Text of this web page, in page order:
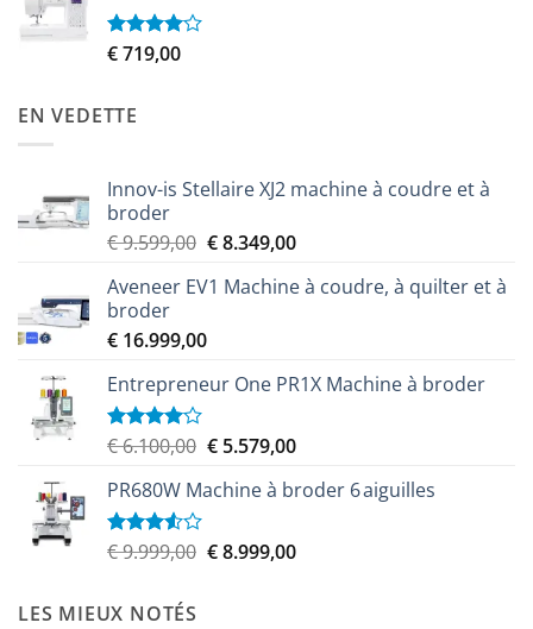
Note
€719,00
EN VEDETTE
Innov-is Stellaire XJ2 machine à coudre et à
broder
€9.599,00 Le
initial
€ 9.599,00.
€8.349,00Le
actuel
Aveneer EV1 Machine à coudre, à quilter et à
broder
€ 16.999,00
Entrepreneur One PR1X Machine à broder
Note
5
€6.100,00 Le
initial
€ 6.100,00.
€5.579,00Le
actuel
€ 5.579,00.
PR680W Machine à broder 6 aiguilles
Note
€9.999,00 Le
€8.999,00Le
LES MIEUX NOTÉS